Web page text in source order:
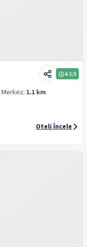
4.5/5
Merkez: 1.1 km
Oteli İncele